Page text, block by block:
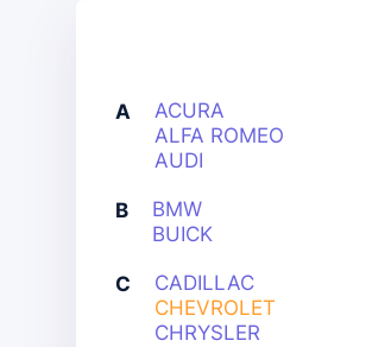
A
ACURA
ALFA ROMEO
AUDI
B
BMW
BUICK
C
CADILLAC
CHEVROLET
CHRYSLER